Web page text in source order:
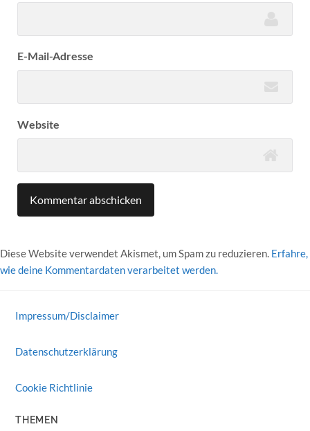
E-Mail-Adresse
Website
Diese Website verwendet Akismet, um Spam zu reduzieren. Erfahre,
wie deine Kommentardaten verarbeitet werden.
Impressum/Disclaimer
Datenschutzerklärung
Cookie Richtlinie
THEMEN